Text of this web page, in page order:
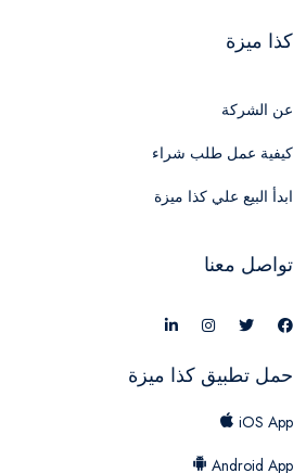
كذا ميزة
عن الشركة
كيفية عمل طلب شراء
ابدأ البيع علي كذا ميزة
تواصل معنا
حمل تطبيق كذا ميزة
iOS App
Android App